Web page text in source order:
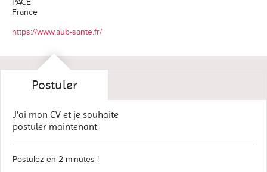
PACÉ
France
https://www.aub-sante.fr/
Postuler
J'ai mon CV et je souhaite
postuler maintenant
Postulez en 2 minutes !